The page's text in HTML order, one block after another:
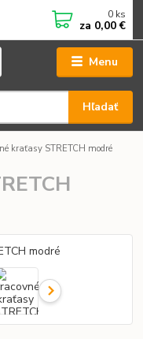
Menu
Hľadať
0 ks
za 0,00 €
kraťasy STRETCH modré